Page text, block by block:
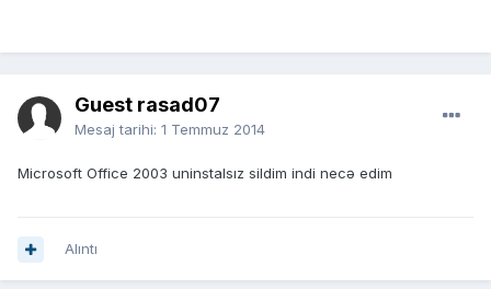
Guest rasad07
Mesaj tarihi: 1 Temmuz 2014
Microsoft Office 2003 uninstalsız sildim indi necə edim
Alıntı